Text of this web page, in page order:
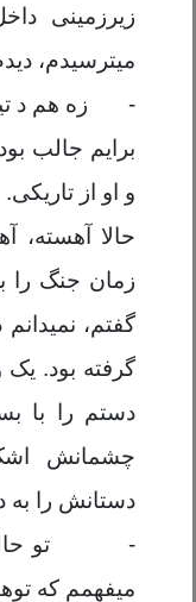
زیرزمینی
میترسیدم،
-
زه هم د
برایم جالب
و او از تاریکی.
حالا
زمان جنگ را
گفتم،
گرفته بود.
دستم را با
چشمانش
دستانش را
-
تو
میفهمم که